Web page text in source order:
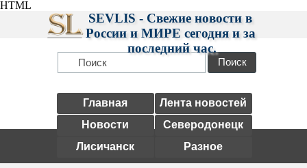
HTML
Главная
Лента новостей
Новости
Северодонецк
Лисичанск
Разное
Поиск
SEVLIS - Свежие новости в
России и МИРЕ сегодня и за
последний час.